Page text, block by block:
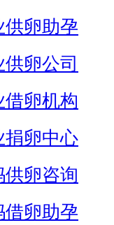
供卵助孕
供卵公司
借卵机构
捐卵中心
供卵咨询
借卵助孕